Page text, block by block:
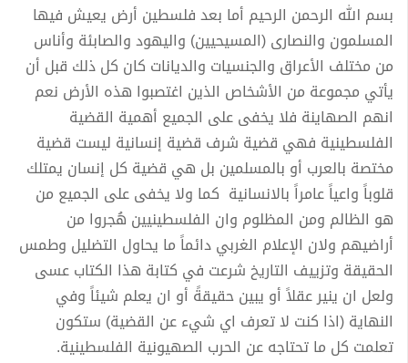
بسم الله الرحمن الرحيم أما بعد فلسطين أرض يعيش فيها
المسلمون والنصارى (المسيحيين) واليهود والصابئة وأناس
من مختلف الأعراق والجنسيات والديانات كان كل ذلك قبل أن
يأتي مجموعة من الأشخاص الذين اغتصبوا هذه الأرض نعم
انهم الصهاينة فلا يخفى على الجميع أهمية القضية
الفلسطينية فهي قضية شرف قضية إنسانية ليست قضية
مختصة بالعرب أو بالمسلمين بل هي قضية كل إنسان يمتلك
قلوباً واعياً عامراً بالانسانية كما ولا يخفى على الجميع من
هو الظالم ومن المظلوم وان الفلسطينيين هُجروا من
أراضيهم ولان الإعلام الغربي دائماً ما يحاول التضليل وطمس
الحقيقة وتزييف التاريخ شرعت في كتابة هذا الكتاب عسى
ولعل ان ينير عقلاً أو يبين حقيقةً أو ان يعلم شيئاً وفي
النهاية (اذا كنت لا تعرف اي شيء عن القضية) ستكون
تعلمت كل ما تحتاجه عن الحرب الصهيونية الفلسطينية.